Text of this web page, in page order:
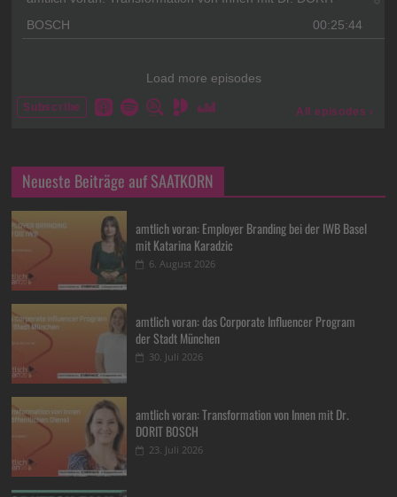
Neueste Beiträge auf SAATKORN
amtlich voran: Employer Branding bei der IWB Basel
mit Katarina Karadzic
6. August 2026
amtlich voran: das Corporate Influencer Program
der Stadt München
30. Juli 2026
amtlich voran: Transformation von Innen mit Dr.
DORIT BOSCH
23. Juli 2026